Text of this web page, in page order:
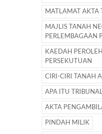
MATLAMAT AKTA
MAJLIS TANAH
PERLEMBAGAAN
KAEDAH
PERSEKUTUAN
CIRI-CIRI TANAH
APA ITU TRIBUNAL
AKTA
PINDAH MILIK